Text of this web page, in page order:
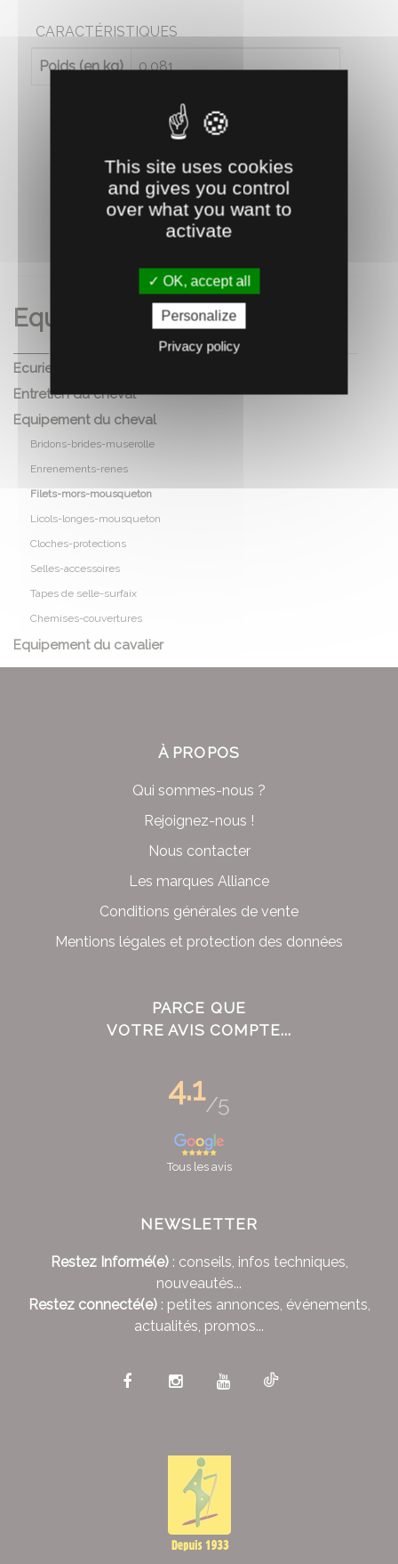
CARACTÉRISTIQUES
Poids (en kg) 0.081
Equitation
Ecurie
Entretien du cheval
Equipement du cheval
Bridons-brides-muserolle
Enrenements-renes
Filets-mors-mousqueton
Licols-longes-mousqueton
Cloches-protections
Selles-accessoires
Tapes de selle-surfaix
Chemises-couvertures
Equipement du cavalier
À PROPOS
Qui sommes-nous ?
Rejoignez-nous !
Nous contacter
Les marques Alliance
Conditions générales de vente
Mentions légales et protection des données
PARCE QUE
VOTRE AVIS COMPTE...
4.1/5
Tous les avis
NEWSLETTER
Restez Informé(e): conseils, infos techniques,
nouveautés...
Restez connecté(e): petites annonces, événements,
actualités, promos...
This site uses cookies
and gives you control
over what you want to
activate
OK, accept all
Personalize
Privacy policy